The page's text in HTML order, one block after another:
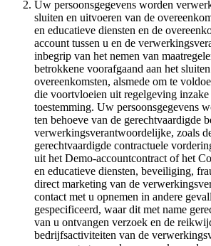
Uw persoonsgegevens worden
sluiten en uitvoeren van de
en educatieve diensten en de
account tussen u en de
inbegrip van het nemen van
betrokkene voorafgaand aan het
overeenkomsten, alsmede om te
die voortvloeien uit regelgeving
toestemming. Uw persoonsgegevens
ten behoeve van de gerechtvaardigde
verwerkingsverantwoordelijke, zoals
gerechtvaardigde contractuele
uit het Demo-accountcontract of het
en educatieve diensten, beveiliging,
direct marketing van de
contact met u opnemen in andere
gespecificeerd, waar dit met name
van u ontvangen verzoek en de
bedrijfsactiviteiten van de